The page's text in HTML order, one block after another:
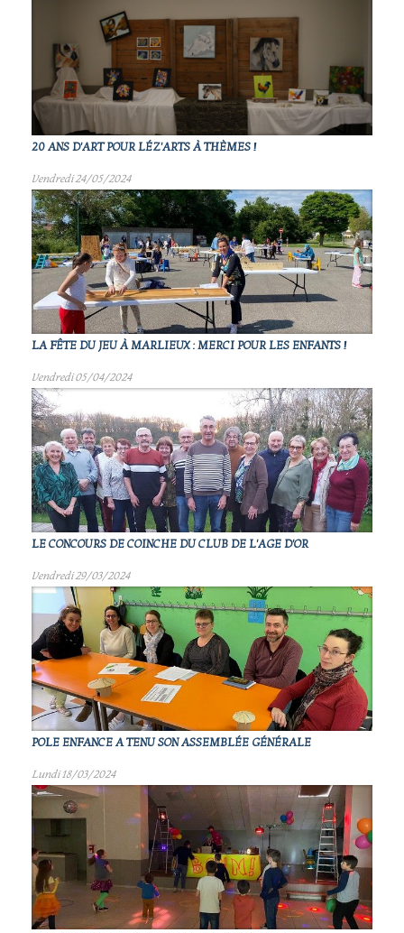
20 ANS D'ART POUR LÉZ'ARTS À THÈMES !
Vendredi 24/05/2024
LA FÊTE DU JEU À MARLIEUX : MERCI POUR LES ENFANTS !
Vendredi 05/04/2024
LE CONCOURS DE COINCHE DU CLUB DE L'AGE D'OR
Vendredi 29/03/2024
POLE ENFANCE A TENU SON ASSEMBLÉE GÉNÉRALE
Lundi 18/03/2024